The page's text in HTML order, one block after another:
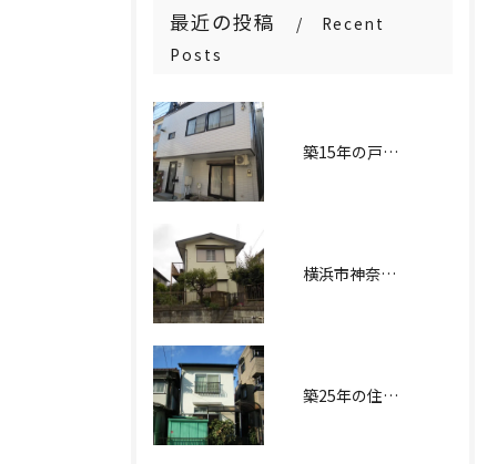
最近の投稿
Recent
Posts
築15年の戸建て住宅が生まれ変わる！神奈川区での漏水トラブルを完全解決した外壁塗装工事実例
横浜市神奈川区にあるI様邸の外壁塗装および屋根塗装工事
築25年の住宅が生まれ変わる！外壁塗装・屋根塗装工事実例〜東京都大田区H様邸〜